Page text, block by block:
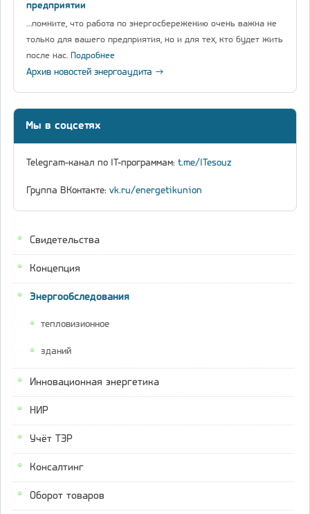
Свидетельства
Концепция
Энергообследования
тепловизионное
зданий
Инновационная энергетика
НИР
Учёт ТЭР
Консалтинг
Оборот товаров
предприятии
…помните, что работа по энергосбережению очень важна не
только для вашего предприятия, но и для тех, кто будет жить
после нас. Подробнее
Архив новостей энергоаудита →
Мы в соцсетях
Telegram-канал по IT-программам: t.me/ITesouz
Группа ВКонтакте: vk.ru/energetikunion